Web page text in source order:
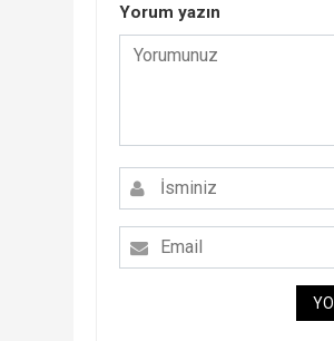
Yorum yazın